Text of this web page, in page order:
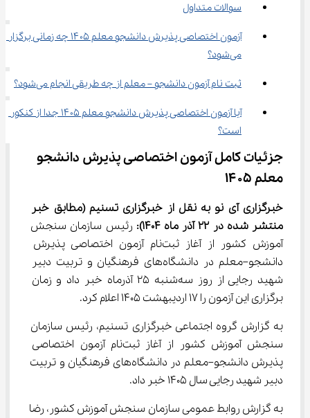
سوالات متداول
آزمون اختصاصی پذیرش دانشجو معلم ۱۴۰۵ چه زمانی برگزار
می‌شود؟
ثبت ‌نام آزمون دانشجو – معلم از چه طریقی انجام می‌شود؟
آیا آزمون اختصاصی پذیرش دانشجو معلم ۱۴۰۵ جدا از کنکور
است؟
جزئیات کامل آزمون اختصاصی پذیرش دانشجو
معلم ۱۴۰۵
خبرگزاری آی نو به نقل از خبرگزاری تسنیم (مطابق خبر
منتشر شده در 22 آذر ماه 1404) : رئیس سازمان سنجش
آموزش کشور از آغاز ثبت‌نام آزمون اختصاصی پذیرش
دانشجو–معلم در دانشگاه‌های فرهنگیان و تربیت دبیر
شهید رجایی از روز سه‌شنبه 25 آذرماه خبر داد و زمان
برگزاری این آزمون را 17 اردیبهشت 1405 اعلام کرد.
به گزارش گروه اجتماعی خبرگزاری تسنیم، رئیس سازمان
سنجش آموزش کشور از آغاز ثبت‌نام آزمون اختصاصی
پذیرش دانشجو–معلم در دانشگاه‌های فرهنگیان و تربیت
دبیر شهید رجایی سال 1405 خبر داد.
به گزارش روابط عمومی سازمان سنجش آموزش کشور، رضا